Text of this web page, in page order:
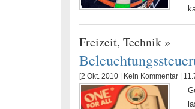
Freizeit, Technik »
[2 Okt. 2010 | Kein Kommentar |